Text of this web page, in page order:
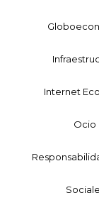
Internet
Ocio